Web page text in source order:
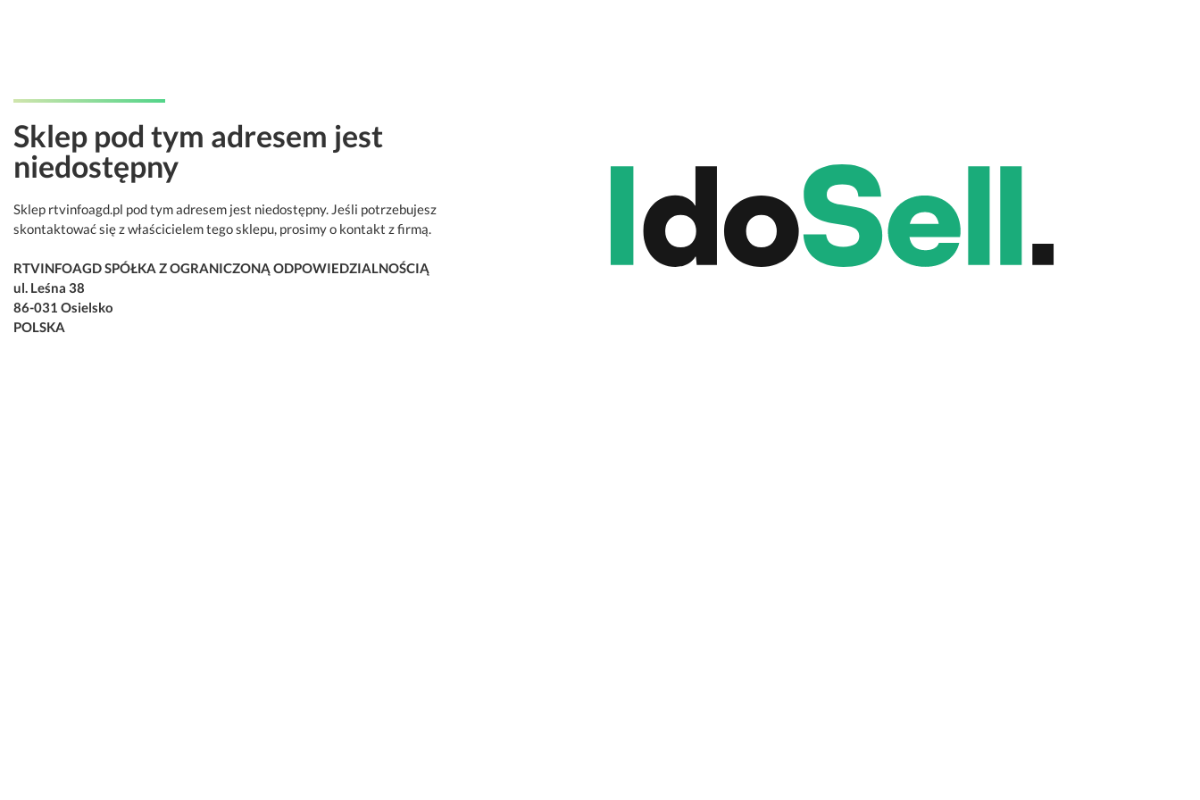
Sklep pod tym adresem jest
niedostępny
Sklep rtvinfoagd.pl pod tym adresem jest niedostępny. Jeśli potrzebujesz
skontaktować się z właścicielem tego sklepu, prosimy o kontakt z firmą.
RTVINFOAGD SPÓŁKA Z OGRANICZONĄ ODPOWIEDZIALNOŚCIĄ
ul. Leśna 38
86-031 Osielsko
POLSKA